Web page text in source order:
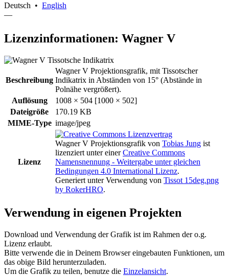
Deutsch • English
—
Lizenzinformationen: Wagner V
Beschreibung
Wagner V Projektionsgrafik, mit Tissotscher
Indikatrix in Abständen von 15° (Abstände in
Polnähe vergrößert).
Auflösung
1008 × 504 [1000 × 502]
Dateigröße
170.19 KB
MIME-Type image/jpeg
Lizenz
Wagner V Projektionsgrafik von Tobias Jung ist
lizenziert unter einerCreative Commons
Namensnennung - Weitergabe unter gleichen
Bedingungen 4.0 International Lizenz.
Generiert unter Verwendung von Tissot 15deg.png
by RokerHRO.
Verwendung in eigenen Projekten
Download und Verwendung der Grafik ist im Rahmen der o.g.
Lizenz erlaubt.
Bitte verwende die in Deinem Browser eingebauten Funktionen, um
das obige Bild herunterzuladen.
Um die Grafik zu teilen, benutze die Einzelansicht.